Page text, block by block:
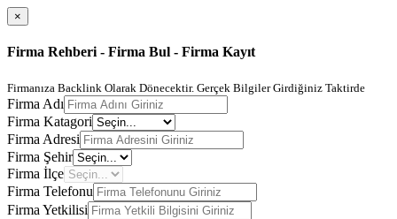
×
Firma Rehberi - Firma Bul - Firma Kayıt
Firmanıza Backlink Olarak Dönecektir. Gerçek Bilgiler Girdiğiniz Taktirde
Firma Adı
Firma Katagori
Firma Adresi
Firma Şehir
Firma İlçe
Firma Telefonu
Firma Yetkilisi